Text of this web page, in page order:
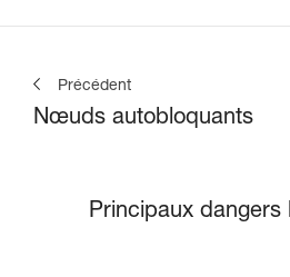
Précédent
Nœuds autobloquants
Principaux dangers